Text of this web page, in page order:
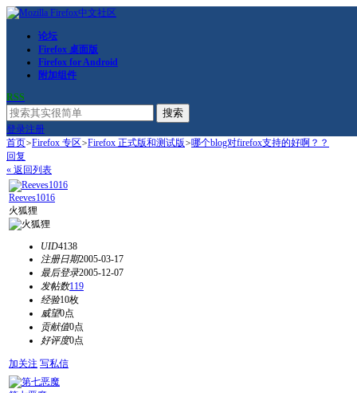
论坛
Firefox 桌面版
Firefox for Android
附加组件
RSS
搜索
登录注册
首页>Firefox 专区>Firefox 正式版和测试版>哪个blog对firefox支持的好啊？？
回复
« 返回列表
Reeves1016
火狐狸
UID4138
注册日期2005-03-17
最后登录2005-12-07
发帖数119
经验10枚
威望0点
贡献值0点
好评度0点
加关注 写私信